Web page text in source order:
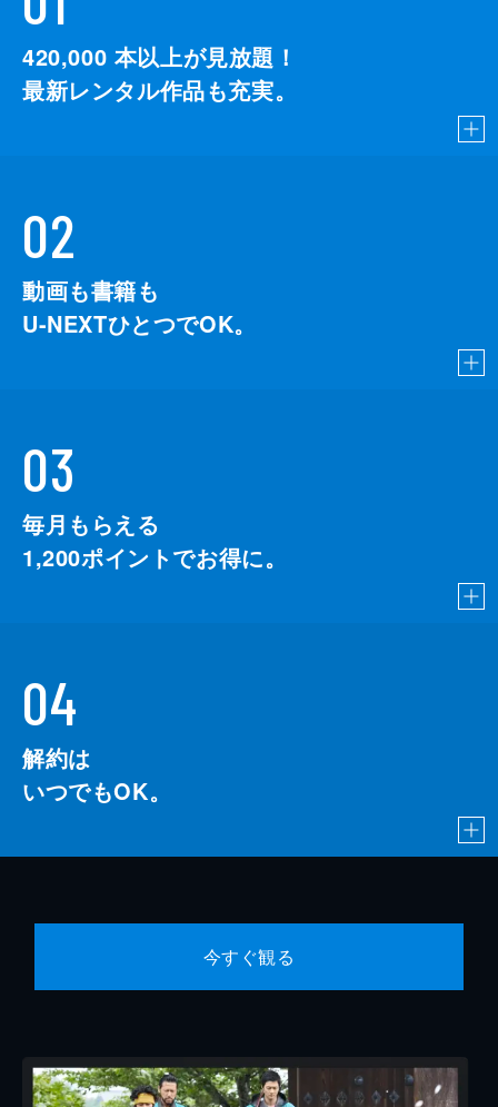
420,000 本以上が見放題！
最新レンタル作品も充実。
02
動画も書籍も
U-NEXTひとつでOK。
03
毎月もらえる
1,200ポイントでお得に。
04
解約は
いつでもOK。
今すぐ観る